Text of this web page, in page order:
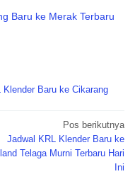
Baru ke Merak Terbaru
Klender Baru ke Cikarang
Pos berikutnya
Jadwal KRL Klender Baru ke
Telaga Murni Terbaru Hari
Ini